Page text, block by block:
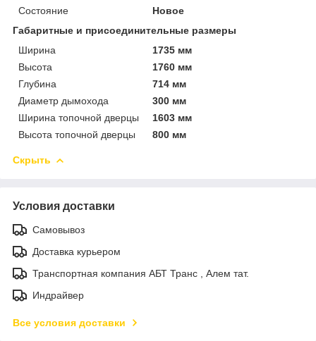
Состояние
Новое
Габаритные и присоединительные размеры
Ширина
1735 мм
Высота
1760 мм
Глубина
714 мм
Диаметр дымохода
300 мм
Ширина топочной дверцы
1603 мм
Высота топочной дверцы
800 мм
Скрыть
Условия доставки
Самовывоз
Доставка курьером
Транспортная компания АБТ Транс , Алем тат.
Индрайвер
Все условия доставки